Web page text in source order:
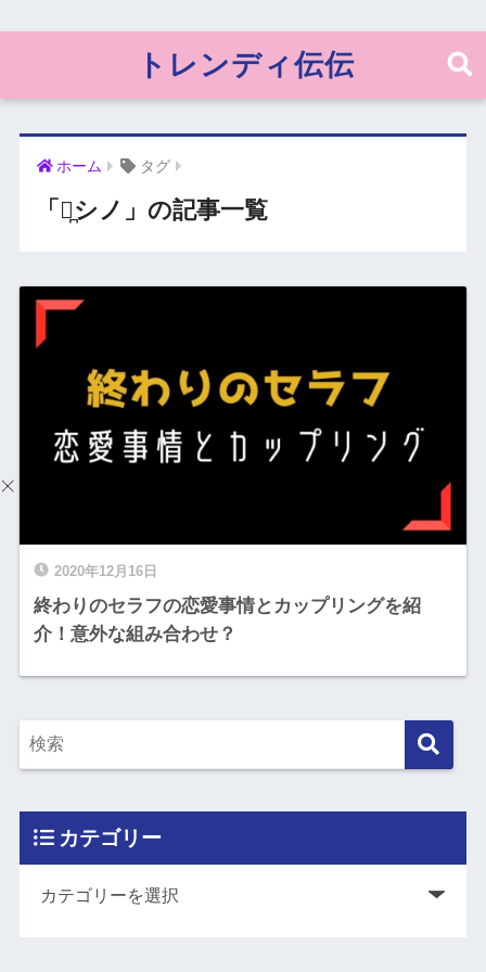
トレンディ伝伝
ホーム タグ
「優̪シノ」の記事一覧
2020年12月16日
終わりのセラフの恋愛事情とカップリングを紹
介！意外な組み合わせ？
カテゴリー